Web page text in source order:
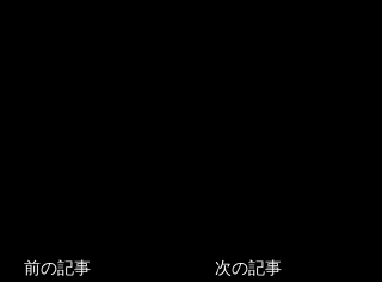
前の記事 次の記事